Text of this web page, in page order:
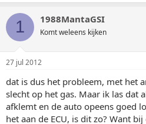
1 1988MantaGSI
Komt weleens kijken
27 jul 2012
dat is dus het probleem, met het
slecht op het gas. Maar ik las dat
afklemt en de auto opeens goed
het aan de ECU, is dit zo? Want